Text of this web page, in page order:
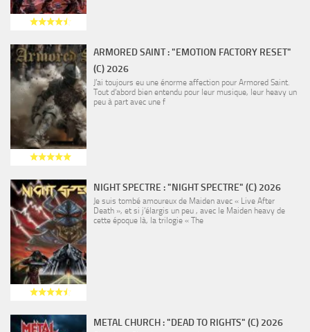
ARMORED SAINT : "EMOTION FACTORY RESET"
(C) 2026
J’ai toujours eu une énorme affection pour Armored Saint.
Tout d’abord bien entendu pour leur musique, leur heavy un
peu à part avec une f
NIGHT SPECTRE : "NIGHT SPECTRE" (C) 2026
Je suis tombé amoureux de Maiden avec « Live After
Death », et si j’élargis un peu , avec le Maiden heavy de
cette époque là, la trilogie « The
METAL CHURCH : "DEAD TO RIGHTS" (C) 2026